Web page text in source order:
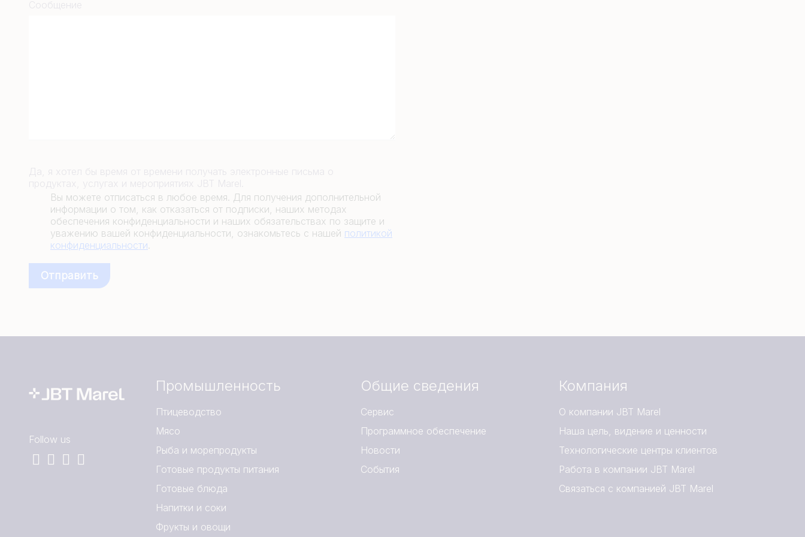
Вы можете отписаться в любое время. Для получения дополнительной
информации о том, как отказаться от подписки, наших методах
обеспечения конфиденциальности и наших обязательствах по защите и
уважению вашей конфиденциальности, ознакомьтесь с нашей политикой
конфиденциальности.
Follow us
Промышленность
Птицеводство
Мясо
Рыба и морепродукты
Готовые продукты питания
Готовые блюда
Напитки и соки
Фрукты и овощи
Общие сведения
Сервис
Программное обеспечение
Новости
События
Компания
О компании JBT Marel
Наша цель, видение и ценности
Технологические центры клиентов
Работа в компании JBT Marel
Связаться с компанией JBT Marel